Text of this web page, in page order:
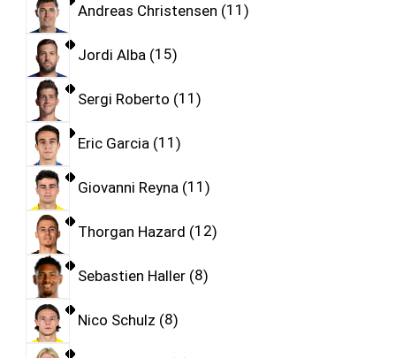
Andreas Christensen 11
Jordi Alba 15
Sergi Roberto 11
Eric Garcia 11
Giovanni Reyna 11
Thorgan Hazard 12
Sebastien Haller 8
Nico Schulz 8